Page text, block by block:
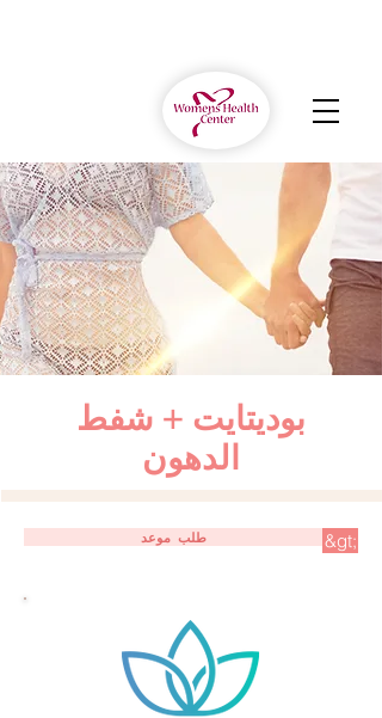
بوديتايت + شفط
الدهون
طلب موعد &gt;